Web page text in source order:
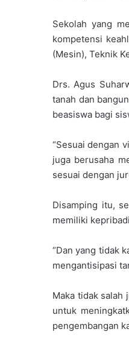
Sekolah yang
kompetensi
(Mesin), Teknik
Drs. Agus
tanah dan
beasiswa bagi
“Sesuai dengan
juga berusaha
sesuai dengan
Disamping itu,
memiliki
“Dan yang tidak
mengantisipasi
Maka tidak salah
untuk
pengembangan